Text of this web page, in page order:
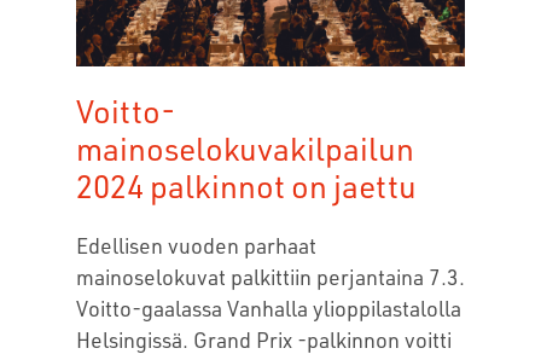
Voitto-
mainoselokuvakilpailun
2024 palkinnot on jaettu
Edellisen vuoden parhaat
mainoselokuvat palkittiin perjantaina 7.3.
Voitto-gaalassa Vanhalla ylioppilastalolla
Helsingissä. Grand Prix -palkinnon voitti